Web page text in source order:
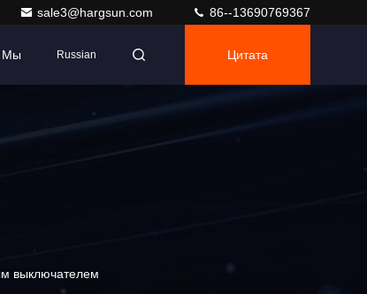
sale3@hargsun.com 86--13690769367
Мы Russian Цитата
выключателем